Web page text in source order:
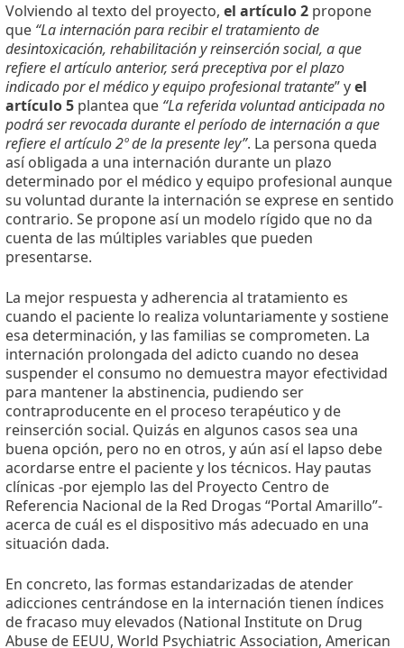
Volviendo al texto del proyecto, el artículo 2 propone
que “La internación para recibir el tratamiento de
desintoxicación, rehabilitación y reinserción social, a que
refiere el artículo anterior, será preceptiva por el plazo
indicado por el médico y equipo profesional tratante” yel
artículo 5 plantea que “La referida voluntad anticipada no
podrá ser revocada durante el período de internación a que
refiere el artículo 2º de la presente ley”. La persona queda
así obligada a una internación durante un plazo
determinado por el médico y equipo profesional aunque
su voluntad durante la internación se exprese en sentido
contrario. Se propone así un modelo rígido que no da
cuenta de las múltiples variables que pueden
presentarse.
La mejor respuesta y adherencia al tratamiento es
cuando el paciente lo realiza voluntariamente y sostiene
esa determinación, y las familias se comprometen. La
internación prolongada del adicto cuando no desea
suspender el consumo no demuestra mayor efectividad
para mantener la abstinencia, pudiendo ser
contraproducente en el proceso terapéutico y de
reinserción social. Quizás en algunos casos sea una
buena opción, pero no en otros, y aún así el lapso debe
acordarse entre el paciente y los técnicos. Hay pautas
clínicas -por ejemplo las del Proyecto Centro de
Referencia Nacional de la Red Drogas “Portal Amarillo”-
acerca de cuál es el dispositivo más adecuado en una
situación dada.
En concreto, las formas estandarizadas de atender
adicciones centrándose en la internación tienen índices
de fracaso muy elevados (National Institute on Drug
Abuse de EEUU, World Psychiatric Association, American